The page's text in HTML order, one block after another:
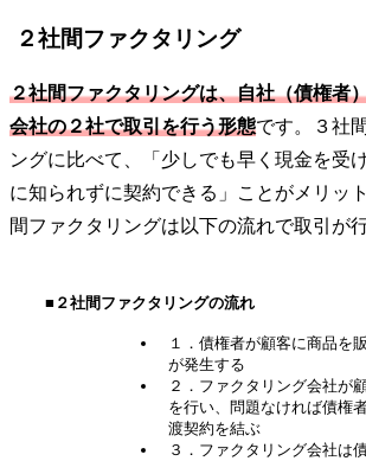
２社間ファクタリング
２社間ファクタリングは、自社（債権者
会社の２社で取引を行う形態です。３社
ングに比べて、「少しでも早く現金を受
に知られずに契約できる」ことがメリッ
間ファクタリングは以下の流れで取引が
■２社間ファクタリングの流れ
１．債権者が顧客に商品を
が発生する
２．ファクタリング会社が
を行い、問題なければ債権
渡契約を結ぶ
３．ファクタリング会社は